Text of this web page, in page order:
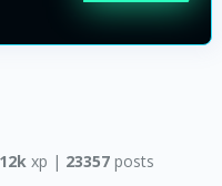
xp | 23357posts